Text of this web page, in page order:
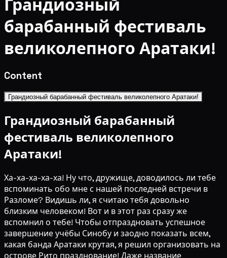
Грандиозный
барабанный фестиваль
великолепного Аратаки!
Content
Грандиозный барабанный фестиваль великолепного Аратаки!
Грандиозный барабанный
фестиваль великолепного
Аратаки!
Ха-ха-ха-ха-ха! Ну что, дружище, доводилось ли тебе
вспоминать обо мне с нашей последней встречи в
Разломе? Видишь ли, я считаю тебя довольно
близким человеком! Вот и в этот раз сразу же
вспомнил о тебе! Чтобы отпраздновать успешное
завершение учёбы Синобу и заодно показать всем,
какая банда Аратаки крутая, я решил организовать на